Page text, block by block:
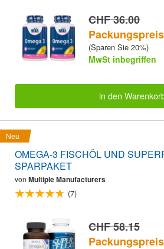
CHF 36.00
(Sparen Sie 20%)
MwSt inbegriffen
in den
Neu
OMEGA-3 FISCHÖL UND
SPARPAKET
von Multiple Manufacturers
(7)
CHF 58.15